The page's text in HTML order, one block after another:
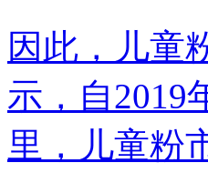
因此，儿童
示，自2019
里，儿童粉